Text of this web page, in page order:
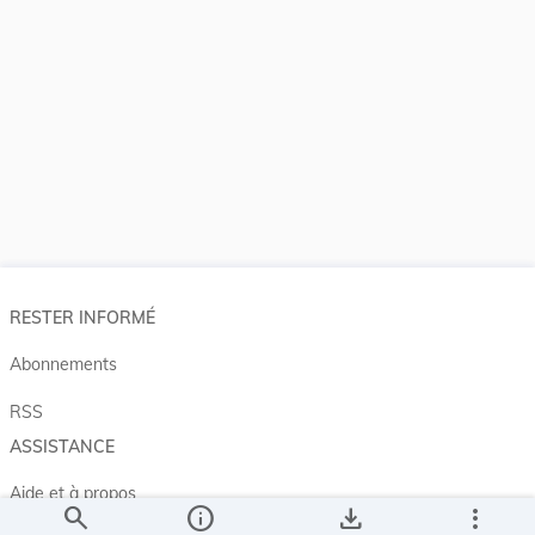
search info save_alt more_vert
RESTER INFORMÉ
Abonnements
RSS
ASSISTANCE
Aide et à propos